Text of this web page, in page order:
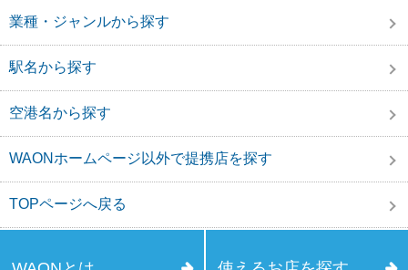
業種・ジャンルから探す
駅名から探す
空港名から探す
WAONホームページ以外で提携店を探す
TOPページへ戻る